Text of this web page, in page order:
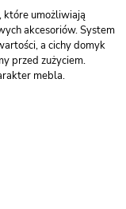
które umożliwiają
akcesoriów. System
a cichy domyk
przed zużyciem.
mebla.